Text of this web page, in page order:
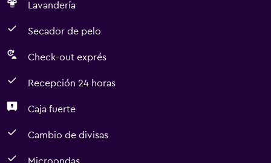
Lavandería
Secador de pelo
Check-out exprés
Recepción 24 horas
Caja fuerte
Cambio de divisas